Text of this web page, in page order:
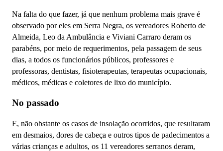
Na falta do que fazer, já que nenhum problema mais grave é
observado por eles em Serra Negra, os vereadores Roberto de
Almeida, Leo da Ambulância e Viviani Carraro deram os
parabéns, por meio de requerimentos, pela passagem de seus
dias, a todos os funcionários públicos, professores e
professoras, dentistas, fisioterapeutas, terapeutas ocupacionais,
médicos, médicas e coletores de lixo do município.
No passado
E, não obstante os casos de insolação ocorridos, que resultaram
em desmaios, dores de cabeça e outros tipos de padecimentos a
várias crianças e adultos, os 11 vereadores serranos deram,